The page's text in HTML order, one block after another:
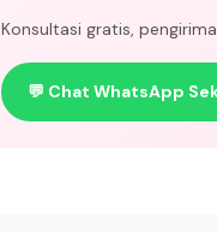
Konsultasi gratis,
💬 Chat WhatsApp